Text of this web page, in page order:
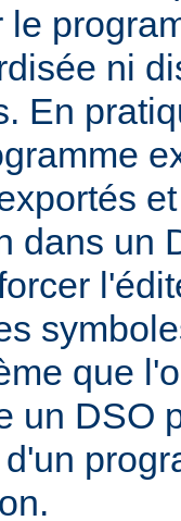
le
ni
En
dans un
que
un DSO